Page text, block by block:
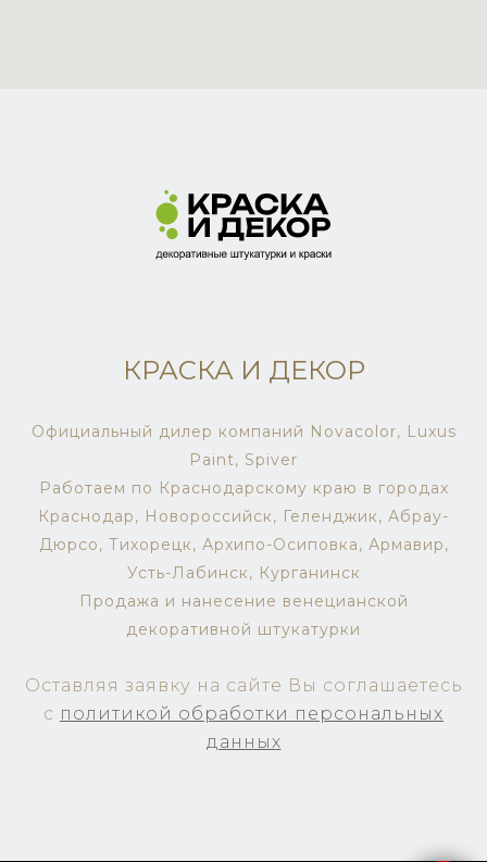
КРАСКА И ДЕКОР
Официальный дилер компаний Novacolor, Luxus
Paint, Spiver
Работаем по Краснодарскому краю в городах
Краснодар, Новороссийск, Геленджик, Абрау-
Дюрсо, Тихорецк, Архипо-Осиповка, Армавир,
Усть-Лабинск, Курганинск
Продажа и нанесение венецианской
декоративной штукатурки
Оставляя заявку на сайте Вы соглашаетесь
c политикой обработки персональных
данных